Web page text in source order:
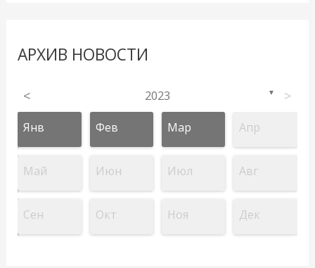
АРХИВ НОВОСТИ
< 2023 ▼ >
Янв Фев Мар Апр
Май Июн Июл Авг
Сен Окт Ноя Дек